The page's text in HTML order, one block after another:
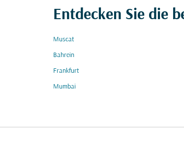
Entdecken Sie die
Muscat
Bahrein
Frankfurt
Mumbai